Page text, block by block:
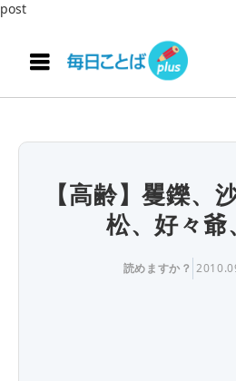
post
【高齢】矍鑠、
松、好々爺
読めますか？